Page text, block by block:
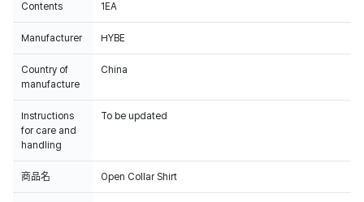
Contents 1EA
Manufacturer HYBE
Country of
manufacture
China
Instructions
for care and
handling
To be updated
商品名 Open Collar Shirt